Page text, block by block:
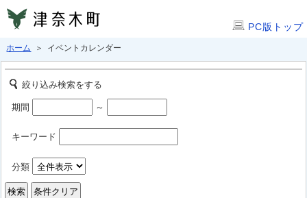
PC版トップ
ホーム ＞ イベントカレンダー
絞り込み検索をする
期間 ～
キーワード
分類